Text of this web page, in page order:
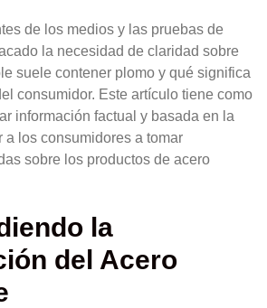
de los medios y las pruebas de
la necesidad de claridad sobre
suele contener plomo y qué significa
consumidor. Este artículo tiene como
información factual y basada en la
a los consumidores a tomar
sobre los productos de acero
la
del Acero